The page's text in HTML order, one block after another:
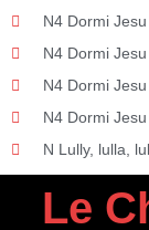
N4 Dormi
N4 Dormi
N4 Dormi
N4 Dormi Jesu
N Lully, lulla,
Le